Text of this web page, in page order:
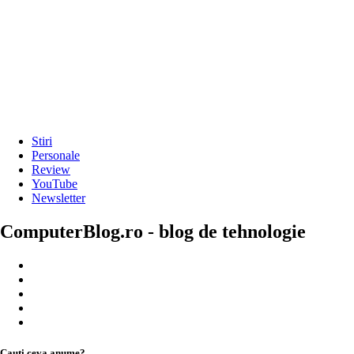
Stiri
Personale
Review
YouTube
Newsletter
ComputerBlog.ro - blog de tehnologie